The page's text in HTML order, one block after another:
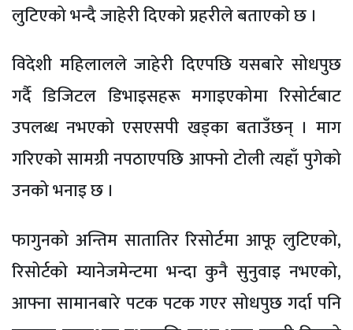
लुटिएको भन्दै जाहेरी दिएको प्रहरीले बताएको छ ।
विदेशी महिलालले जाहेरी दिएपछि यसबारे सोधपुछ
गर्दै डिजिटल डिभाइसहरू मगाइएकोमा रिसोर्टबाट
उपलब्ध नभएको एसएसपी खड्का बताउँछन् । माग
गरिएको सामग्री नपठाएपछि आफ्नो टोली त्यहाँ पुगेको
उनको भनाइ छ ।
फागुनको अन्तिम सातातिर रिसोर्टमा आफू लुटिएको,
रिसोर्टको म्यानेजमेन्टमा भन्दा कुनै सुनुवाइ नभएको,
आफ्ना सामानबारे पटक पटक गएर सोधपुछ गर्दा पनि